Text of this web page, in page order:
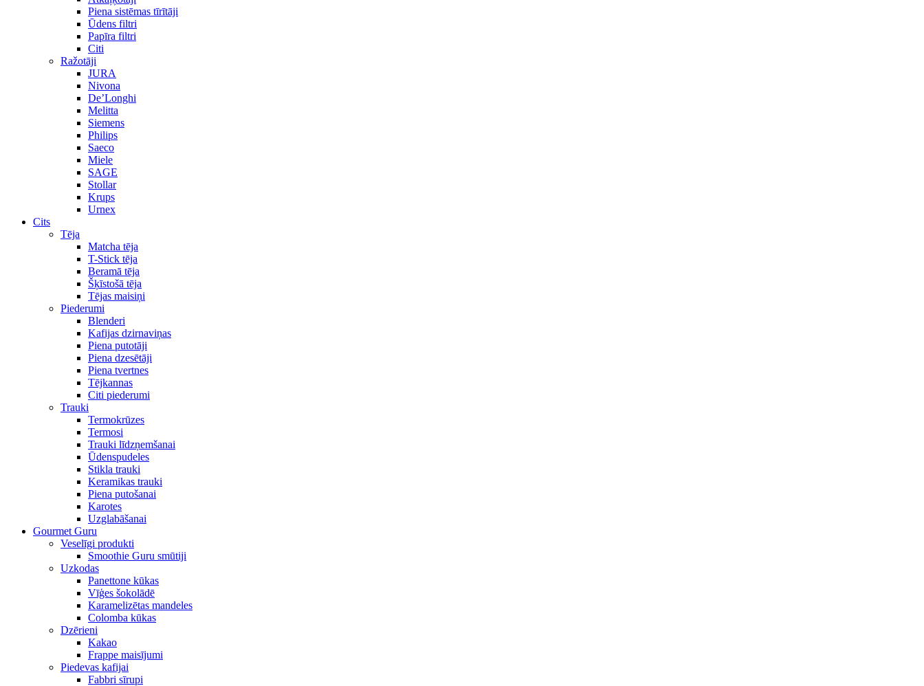
Piena sistēmas tīrītāji
Ūdens filtri
Papīra filtri
Citi
Ražotāji
JURA
Nivona
De’Longhi
Melitta
Siemens
Philips
Saeco
Miele
SAGE
Stollar
Krups
Urnex
Cits
Tēja
Matcha tēja
T-Stick tēja
Beramā tēja
Šķīstošā tēja
Tējas maisiņi
Piederumi
Blenderi
Kafijas dzirnaviņas
Piena putotāji
Piena dzesētāji
Piena tvertnes
Tējkannas
Citi piederumi
Trauki
Termokrūzes
Termosi
Trauki līdzņemšanai
Ūdenspudeles
Stikla trauki
Keramikas trauki
Piena putošanai
Karotes
Uzglabāšanai
Gourmet Guru
Veselīgi produkti
Smoothie Guru smūtiji
Uzkodas
Panettone kūkas
Vīģes šokolādē
Karamelizētas mandeles
Colomba kūkas
Dzērieni
Kakao
Frappe maisījumi
Piedevas kafijai
Fabbri sīrupi